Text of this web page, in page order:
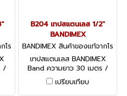
โร
/
B204 เทปสแตนเลส 1/2"
BANDIMEX
BANDIMEX สินค้าของแท้จากโร
งงานผู้ผลิต B204
เทปสแตนเลส BANDIMEX
Band ความยาว 30 เมตร /
ม้วน มีหลายขนาดให้เลือก
BANDIMEX BAND
เปรียบเทียบ